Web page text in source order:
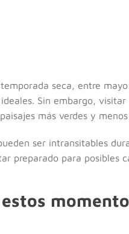
seca, entre
Sin embargo,
más verdes y
ser intransitables
preparado para posibles